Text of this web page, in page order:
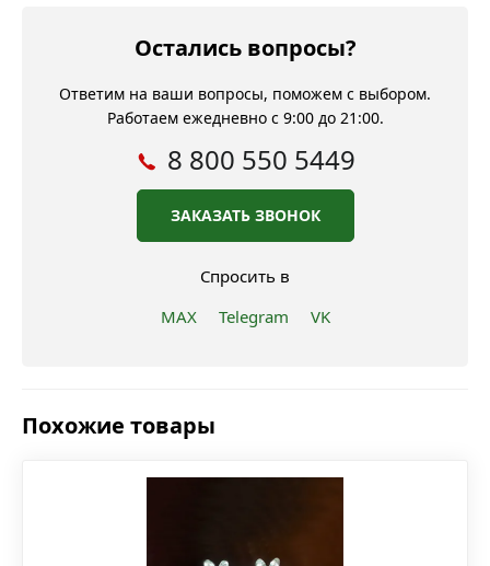
Остались вопросы?
Ответим на ваши вопросы, поможем с выбором.
Работаем ежедневно с 9:00 до 21:00.
8 800 550 5449
ЗАКАЗАТЬ ЗВОНОК
Спросить в
MAX
Telegram VK
Похожие товары